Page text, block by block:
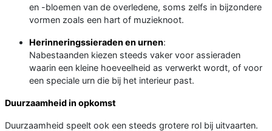
en -bloemen van de overledene, soms zelfs in bijzondere
vormen zoals een hart of muzieknoot.
Herinneringssieraden en urnen:
Nabestaanden kiezen steeds vaker voor assieraden
waarin een kleine hoeveelheid as verwerkt wordt, of voor
een speciale urn die bij het interieur past.
Duurzaamheid in opkomst
Duurzaamheid speelt ook een steeds grotere rol bij uitvaarten.